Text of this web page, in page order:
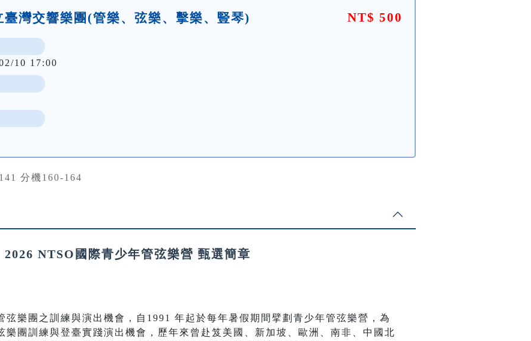
灣交響樂團(管樂、弦樂、擊樂、豎琴) NT$ 500
10 17:00
分機160-164
2026 NTSO國際青少年管弦樂營 甄選簡章
樂團之訓練與演出機會，自1991 年起於每年暑假期間擘劃青少年管弦樂營，為
樂團訓練與登臺實踐演出機會，歷年來曾赴笈美國、新加坡、歐洲、南非、中國北